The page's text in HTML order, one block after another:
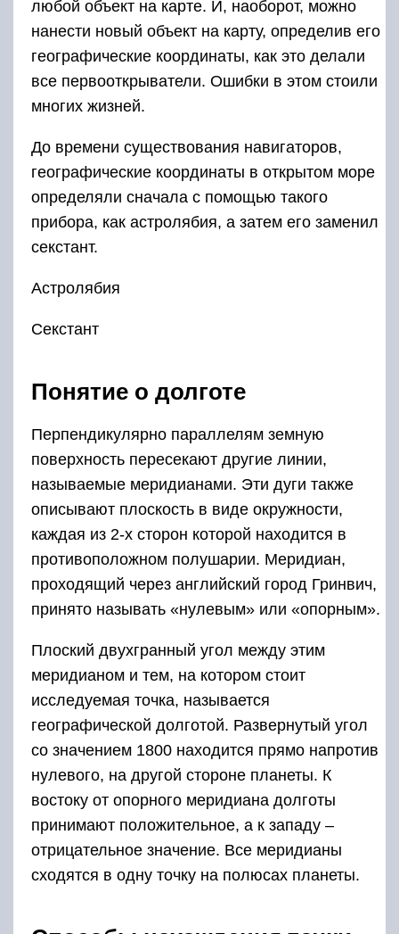
любой объект на карте. И, наоборот, можно
нанести новый объект на карту, определив его
географические координаты, как это делали
все первооткрыватели. Ошибки в этом стоили
многих жизней.
До времени существования навигаторов,
географические координаты в открытом море
определяли сначала с помощью такого
прибора, как астролябия, а затем его заменил
секстант.
Астролябия
Секстант
Понятие о долготе
Перпендикулярно параллелям земную
поверхность пересекают другие линии,
называемые меридианами. Эти дуги также
описывают плоскость в виде окружности,
каждая из 2-х сторон которой находится в
противоположном полушарии. Меридиан,
проходящий через английский город Гринвич,
принято называть «нулевым» или «опорным».
Плоский двухгранный угол между этим
меридианом и тем, на котором стоит
исследуемая точка, называется
географической долготой. Развернутый угол
со значением 1800 находится прямо напротив
нулевого, на другой стороне планеты. К
востоку от опорного меридиана долготы
принимают положительное, а к западу –
отрицательное значение. Все меридианы
сходятся в одну точку на полюсах планеты.